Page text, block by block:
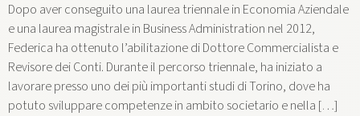
Dopo aver conseguito una laurea triennale in Economia Aziendale
e una laurea magistrale in Business Administration nel 2012,
Federica ha ottenuto l’abilitazione di Dottore Commercialista e
Revisore dei Conti. Durante il percorso triennale, ha iniziato a
lavorare presso uno dei più importanti studi di Torino, dove ha
potuto sviluppare competenze in ambito societario e nella […]